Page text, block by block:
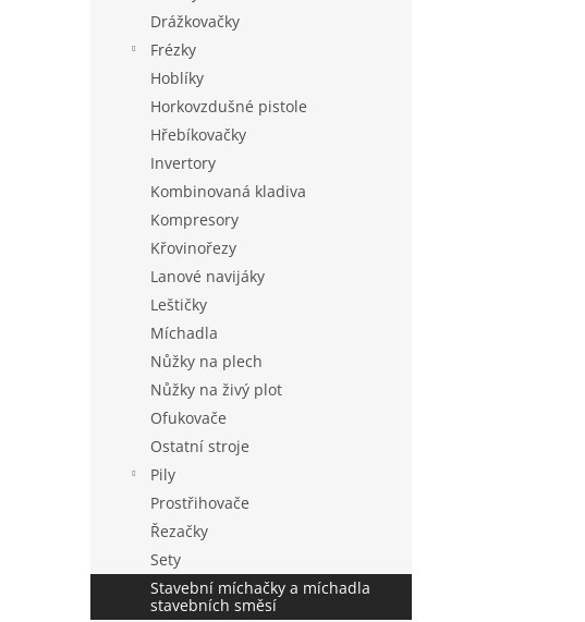
Drážkovačky
Frézky
Hoblíky
Horkovzdušné pistole
Hřebíkovačky
Invertory
Kombinovaná kladiva
Kompresory
Křovinořezy
Lanové navijáky
Leštičky
Míchadla
Nůžky na plech
Nůžky na živý plot
Ofukovače
Ostatní stroje
Pily
Prostřihovače
Řezačky
Sety
Stavební míchačky a míchadla
stavebních směsí